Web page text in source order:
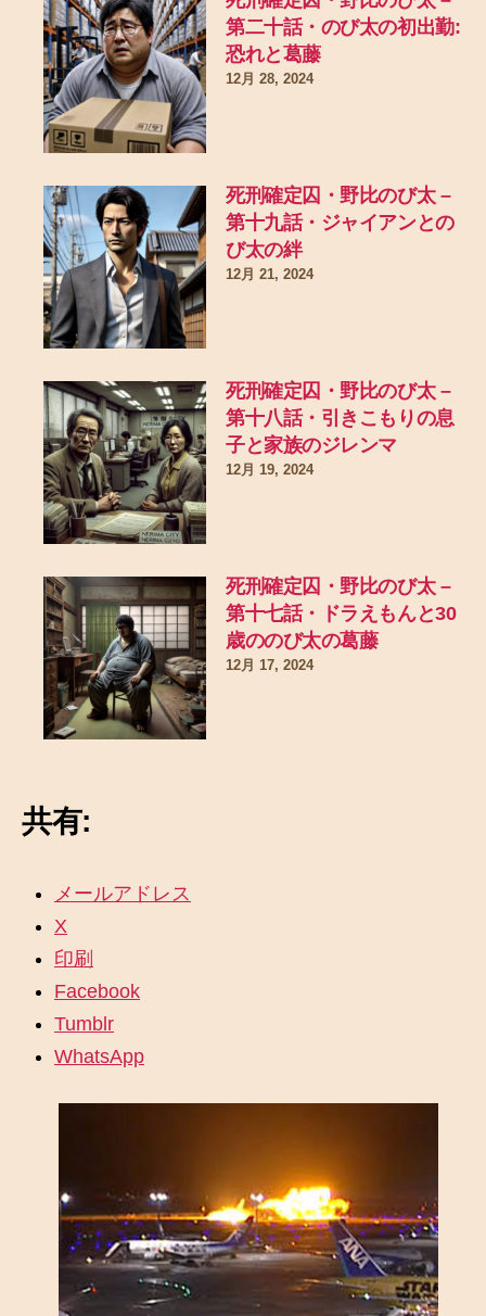
第二十話・のび太の初出勤:
恐れと葛藤
12月 28, 2024
死刑確定囚・野比のび太 –
第十九話・ジャイアンとの
び太の絆
12月 21, 2024
死刑確定囚・野比のび太 –
第十八話・引きこもりの息
子と家族のジレンマ
12月 19, 2024
死刑確定囚・野比のび太 –
第十七話・ドラえもんと30
歳ののび太の葛藤
12月 17, 2024
共有:
メールアドレス
X
印刷
Facebook
Tumblr
WhatsApp